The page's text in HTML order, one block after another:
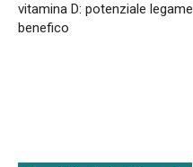
vitamina D: potenziale legame
benefico